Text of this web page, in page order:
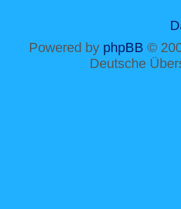
Powered by phpBB ©
Deutsche